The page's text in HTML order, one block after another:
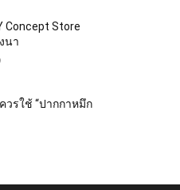
Concept Store
นา
วรใช้ “ปากกาหมึก